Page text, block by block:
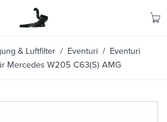
& Luftfilter / Eventuri / Eventuri
Mercedes W205 C63(S) AMG